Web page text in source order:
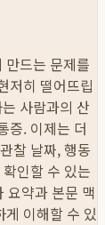
만드는 문제를
저히 떨어뜨립
사람과의 산
증. 이제는 더
찰 날짜, 행동
인할 수 있는
요약과 본문 맥
이해할 수 있